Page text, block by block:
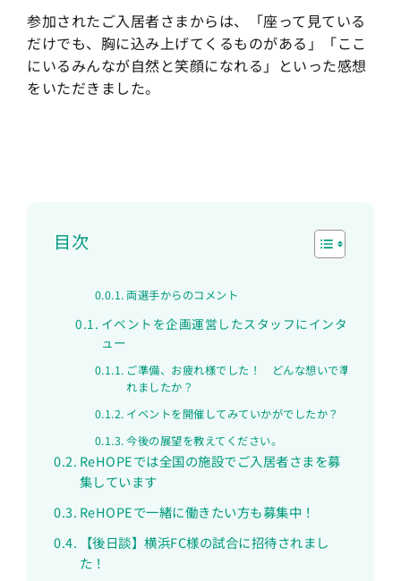
参加されたご入居者さまからは、「座って見ている
だけでも、胸に込み上げてくるものがある」「ここ
にいるみんなが自然と笑顔になれる」といった感想
をいただきました。
目次
両選手からのコメント
イベントを企画運営したスタッフにインタビ
ュー
ご準備、お疲れ様でした！ どんな想いで準備をさ
れましたか？
イベントを開催してみていかがでしたか？
今後の展望を教えてください。
ReHOPEでは全国の施設でご入居者さまを募
集しています
ReHOPEで一緒に働きたい方も募集中！
【後日談】横浜FC様の試合に招待されまし
た！